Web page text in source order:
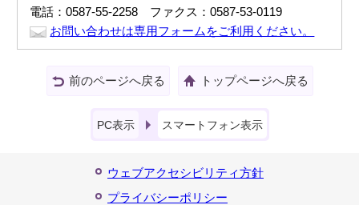
電話：0587-55-2258 ファクス：0587-53-0119
お問い合わせは専用フォームをご利用ください。
前のページへ戻る トップページへ戻る
PC表示 スマートフォン表示
ウェブアクセシビリティ方針
プライバシーポリシー